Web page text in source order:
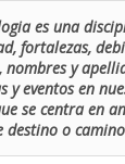
es una
fortalezas,
nombres y
y eventos en
se centra en
destino o